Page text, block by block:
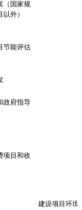
（国家规
以外）
节能评估
政府指导
项目和收
建设项目环境